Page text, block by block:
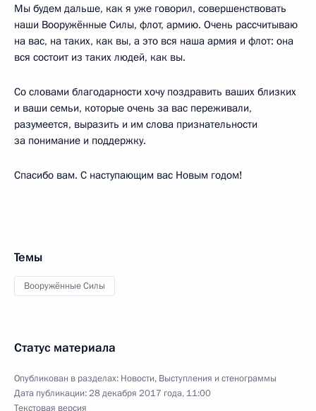
Мы будем дальше, как я уже говорил, совершенствовать
наши Вооружённые Силы, флот, армию. Очень рассчитываю
на вас, на таких, как вы, а это вся наша армия и флот: она
вся состоит из таких людей, как вы.
Со словами благодарности хочу поздравить ваших близких
и ваши семьи, которые очень за вас переживали,
разумеется, выразить и им слова признательности
за понимание и поддержку.
Спасибо вам. С наступающим вас Новым годом!
Темы
Вооружённые Силы
Статус материала
Опубликован в разделах: Новости, Выступления и стенограммы
Дата публикации:28 декабря 2017 года, 11:00
Текстовая версия